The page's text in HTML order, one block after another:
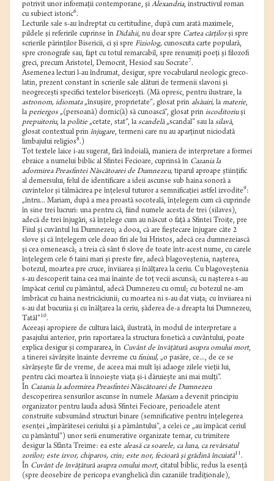
potrivit unor informaţii contemporane, şi Alexandria, instructivul roman
cu subiect istoric6.
Lecturile sale s-au îndreptat cu certitudine, după cum arată maximele,
pildele şi referirile cuprinse în Didahii, nu doar spre Cartea cărţilorşi spre
scrierile părinţilor Bisericii, ci şi spre Fiziolog, cunoscuta carte populară,
spre cronografe sau, fapt cu totul remarcabil, spre renumiţi poeţi şi filozofi
greci, precum Aristotel, Democrit, Hesiod sau Socrate7.
Asemenea lecturi l-au îndrumat, desigur, spre vocabularul neologic greco-
latin, prezent constant în scrierile sale alături de termenii slavoni şi
neogreceşti specifici textelor bisericeşti. (Mă opresc, pentru ilustrare, la
astronom, idiomata„însuşire, proprietate”, glosat prin alsăuiri, la materie,
la periergos „(persoană) dornic(ă) să cunoască”, glosat prin iscoditoriuşi
prepuitoriu, la politie „cetate, stat”, la scandelă„scandal” sau la silavă,
glosat contextual prin înjugare, termeni care nu au aparţinut niciodată
limbajului religios8.)
Tot textele laice i-au sugerat, fără îndoială, maniera de interpretare a formei
ebraice a numelui biblic al Sfintei Fecioare, cuprinsă în Cazania la
adormirea Preasfintei Născătoarei de Dumnezeu, tiparul aproape ştiinţific
al demersului, felul de identificare a ideii ascunse sub haina sonoră a
cuvintelor şi tălmăcirea pe înţelesul tuturor a semnificaţiei astfel izvodite9:
„întru... Mariam, după a mea proastă socoteală, înţelegem cum că cuprinde
în sine trei lucruri: una pentru că, fiind numele acesta de trei (silaves),
adecă de trei înjugări, să înţelege cum au născut o faţă a Sfintei Troiţe, pre
Fiiul şi cuvântul lui Dumnezeu; a dooa, că are fieştecare înjugare câte 2
slove şi că înţelegem cele doao firi ale lui Hristos, adecă cea dumnezeiască
şi cea omenească; a treia că sânt 6 slove de toate într-acest nume, cu carele
înţelegem cele 6 taini mari şi preste fire, adecă blagoveştenia, naşterea,
botezul, moartea pre cruce, înviiarea şi înălţarea la ceriu. Cu blagoveştenia
s-au descoperit taina cea mai înainte de toţ vecii ascunsă; cu naşterea s-au
împăcat ceriul cu pământul, adecă Dumnezeu cu omul; cu botezul ne-am
îmbrăcat cu haina nestricăciunii; cu moartea ni s-au dat viaţa; cu înviiarea ni
s-au dat bucuriia şi cu înălţarea la ceriu, şăderea de-a dreapta lui Dumnezeu,
Tatăl” 10.
Aceeaşi apropiere de cultura laică, ilustrată, în modul de interpretare a
pasajului anterior, prin raportarea la structura fonetică a cuvântului, poate
explica desigur şi compararea, în Cuvânt de învăţătură asupra omului mort,
a tinerei săvârşite înainte devreme cu finixul, „o pasăre, ce..., de ce se
săvârşeşte făr de vreme, de aceea mai mult îşi adaoge zilele vieţii lui,
pentru căci moartea îi înnoieşte viaţa şi-i dăruieşte ani mai mulţi”.
În Cazania la adormirea Preasfintei Născătoarei de Dumnezeu
descoperirea sensurilor ascunse în numele Mariam a devenit principiu
organizator pentru lauda adusă Sfintei Fecioare, perioadele atent
construite subsumând structuri binare (semnificative pentru înţelegerea
esenţei „împărătesei ceriului şi a pământului”, a celei ce „au împăcat ceriul
cu pământul”) unor serii enumerative organizate ternar, cu trimitere
desigur la Sfânta Treime: ea este aleasă ca soarele, ca luna, ca revărsatul
zorilor; este izvor, chiparos, crin; este nor, fecioară şi grădină încuiată11.
În Cuvânt de învăţătură asupra omului mort, citatul biblic, redus la esenţă
(spre deosebire de pericopa evanghelică din cazaniile tradiţionale),